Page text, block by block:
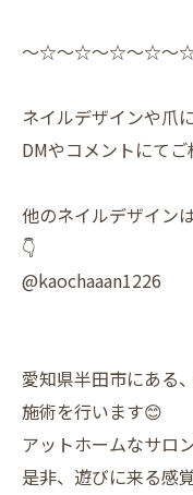
〜☆〜☆〜☆〜☆〜
ネイルデザインや爪
DMやコメントにて
他のネイルデザイン
👇
@kaochaaan1226
愛知県半田市にある
施術を行います😊
アットホームなサロ
是非、遊びに来る感